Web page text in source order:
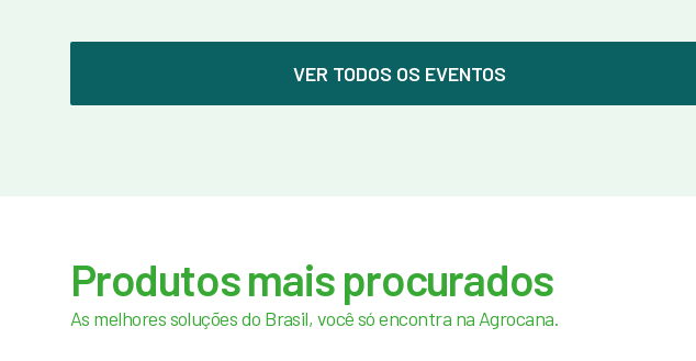
VER TODOS OS EVENTOS
Produtos mais procurados
As melhores soluções do Brasil, você só encontra na Agrocana.